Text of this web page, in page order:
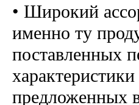
• Широкий
именно ту
поставленных
предложенных